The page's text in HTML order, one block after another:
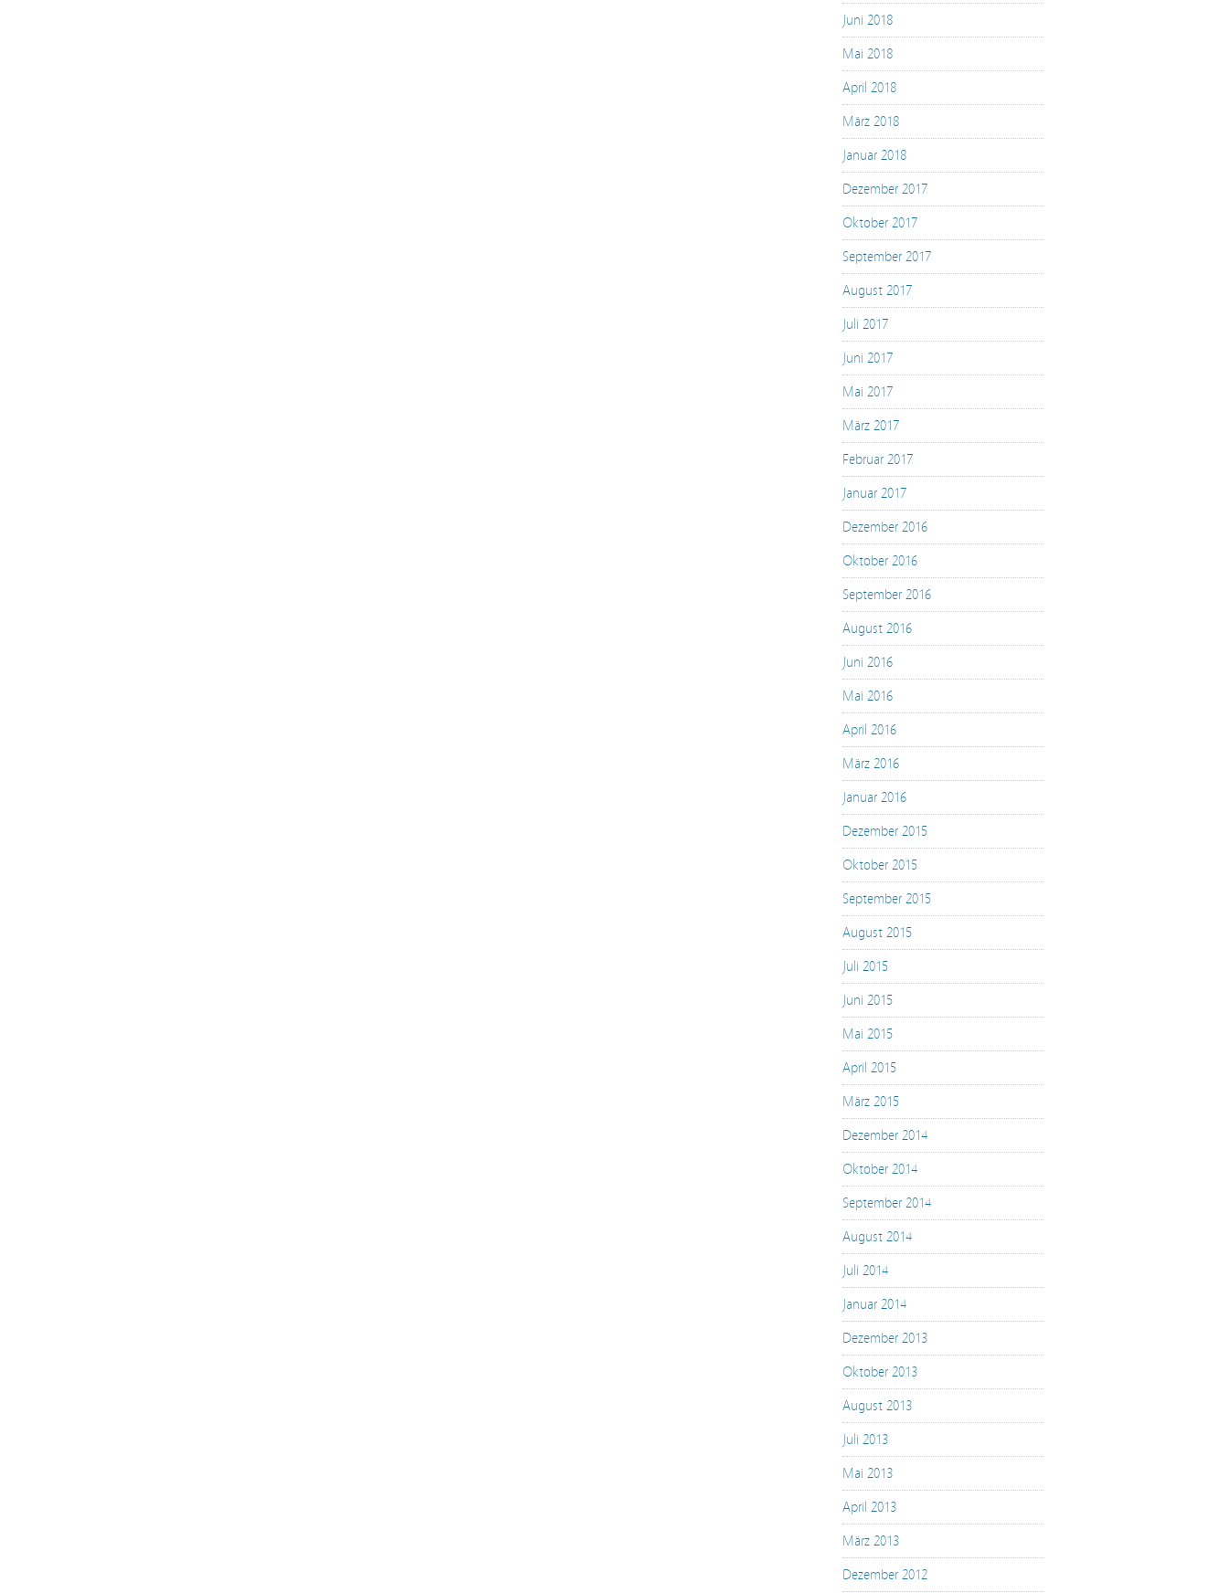
Juni 2018
Mai 2018
April 2018
März 2018
Januar 2018
Dezember 2017
Oktober 2017
September 2017
August 2017
Juli 2017
Juni 2017
Mai 2017
März 2017
Februar 2017
Januar 2017
Dezember 2016
Oktober 2016
September 2016
August 2016
Juni 2016
Mai 2016
April 2016
März 2016
Januar 2016
Dezember 2015
Oktober 2015
September 2015
August 2015
Juli 2015
Juni 2015
Mai 2015
April 2015
März 2015
Dezember 2014
Oktober 2014
September 2014
August 2014
Juli 2014
Januar 2014
Dezember 2013
Oktober 2013
August 2013
Juli 2013
Mai 2013
April 2013
März 2013
Dezember 2012